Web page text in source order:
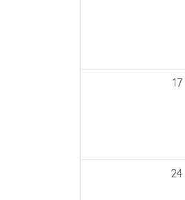
17
24